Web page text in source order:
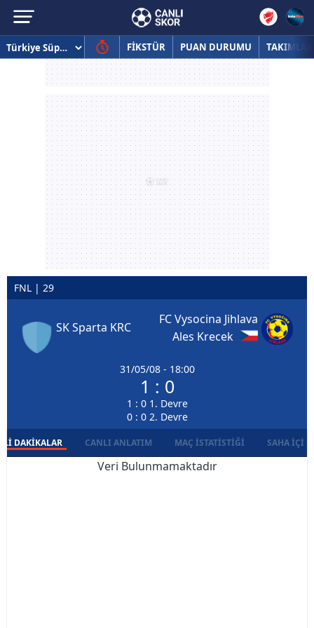
FİKSTÜR PUAN DURUMU TAKIMLAR
FNL | 29
SK Sparta KRC
31/05/08 - 18:00
1 : 0
1 : 0 1. Devre
0 : 0 2. Devre
FC Vysocina Jihlava
Ales Krecek
DAKIKALAR CANLI ANLATIM MAÇ İSTATISTIĞI SAHA İÇI
Veri Bulunmamaktadır